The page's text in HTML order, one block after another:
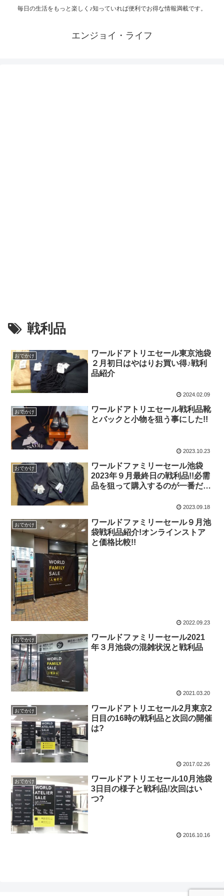
毎日の生活をもっと楽しく♪知っていれば便利でお得な情報満載です。
エンジョイ・ライフ
戦利品
おでかけ
ワールドアトリエセール東京池袋
２月初日はやはりお買い得♪戦利
品紹介
2024.02.09
おでかけ
ワールドアトリエセール戦利品靴
とバックと小物を狙う事にした!!
2023.10.23
おでかけ
ワールドファミリーセール池袋
2023年９月最終日の戦利品!!必需
品を狙って購入するのが一番だと
2023.09.18
おでかけ
ワールドファミリーセール９月池
袋戦利品紹介!オンラインストア
と価格比較!!
2022.09.23
おでかけ
ワールドファミリーセール2021
年３月池袋の混雑状況と戦利品
2021.03.20
おでかけ
ワールドアトリエセール2月東京2
日目の16時の戦利品と次回の開催
は?
2017.02.26
おでかけ
ワールドアトリエセール10月池袋
3日目の様子と戦利品!次回はい
つ?
2016.10.16